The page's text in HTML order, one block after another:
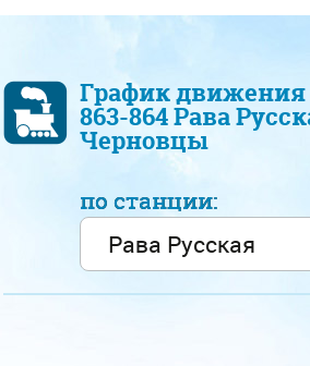
График движения
863-864 Рава
Черновцы
по станции: